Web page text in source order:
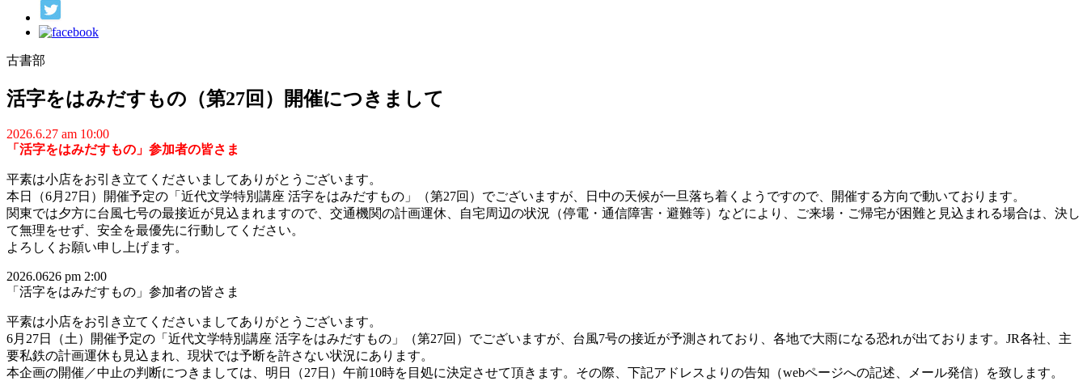
古書部
活字をはみだすもの（第27回）開催につきまして
2026.6.27 am 10:00
「活字をはみだすもの」参加者の皆さま
平素は小店をお引き立てくださいましてありがとうございます。
本日（6月27日）開催予定の「近代文学特別講座 活字をはみだすもの」（第27回）でございますが、日中の天候が一旦落ち着くようですので、開催する方向で動いております。
関東では夕方に台風七号の最接近が見込まれますので、交通機関の計画運休、自宅周辺の状況（停電・通信障害・避難等）などにより、ご来場・ご帰宅が困難と見込まれる場合は、決し
て無理をせず、安全を最優先に行動してください。
よろしくお願い申し上げます。
2026.0626 pm 2:00
「活字をはみだすもの」参加者の皆さま
平素は小店をお引き立てくださいましてありがとうございます。
6月27日（土）開催予定の「近代文学特別講座 活字をはみだすもの」（第27回）でございますが、 台風7号の接近が予測されており、 各地で大雨になる恐れが出ております。JR各社、 主
要私鉄の計画運休も見込まれ、 現状では予断を許さない状況にあります。
本企画の開催／中止の判断につきましては、 明日（27日）午前10時を目処に決定させて頂きます。その際、 下記アドレスよりの告知（webページへの記述、メール発信）
を致します。